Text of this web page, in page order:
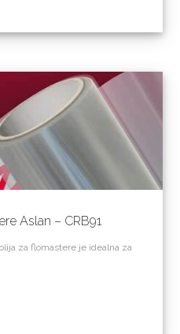
Aslan – CRB91
za flomastere je idealna za